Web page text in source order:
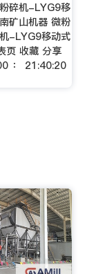
碎机-LYG9移
矿山机器 微粉
-LYG9移动式
页 收藏 分享
： 21:40:20